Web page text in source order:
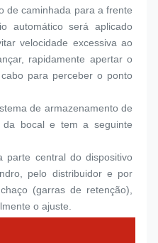
de caminhada para a frente
automático será aplicado
velocidade excessiva ao
rapidamente apertar o
para perceber o ponto
de armazenamento de
bocal e tem a seguinte
parte central do dispositivo
pelo distribuidor e por
(garras de retenção),
o ajuste.